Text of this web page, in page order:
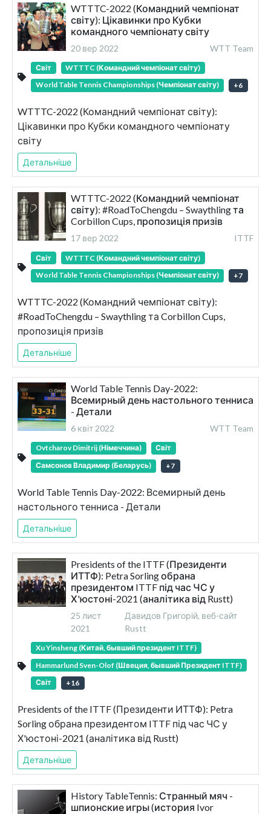
WTTTC-2022 (Командний чемпіонат
світу): Цікавинки про Кубки
командного чемпіонату світу
20 вер 2022 WTT Team
Світ
WTTTC (Командний чемпіонат світу)
World Table Tennis Championships (Чемпіонат світу)
+6
WTTTC-2022 (Командний чемпіонат світу):
Цікавинки про Кубки командного чемпіонату
світу
Детальніше
WTTTC-2022 (Командний чемпіонат
світу): #RoadToChengdu – Swaythling та
Corbillon Cups, пропозиція призів
17 вер 2022 ITTF
Світ
WTTTC (Командний чемпіонат світу)
World Table Tennis Championships (Чемпіонат світу)
+7
WTTTC-2022 (Командний чемпіонат світу):
#RoadToChengdu – Swaythling та Corbillon Cups,
пропозиція призів
Детальніше
World Table Tennis Day-2022:
Всемирный день настольного тенниса
- Детали
6 квіт 2022 WTT Team
Ovtcharov Dimitrij (Німеччина)
Світ
Самсонов Владимир (Беларусь)
+7
World Table Tennis Day-2022: Всемирный день
настольного тенниса - Детали
Детальніше
Presidents of the ITTF (Президенти
ИТТФ): Petra Sorling обрана
президентом ITTF під час ЧС у
Х'юстоні-2021 (аналітика від Rustt)
25 лист
2021
Давидов Григорій, веб-сайт
Rustt
Xu Yinsheng (Китай, бывший президент ITTF)
Hammarlund Sven-Olof (Швеция, бывший Президент ITTF)
Світ
+16
Presidents of the ITTF (Президенти ИТТФ): Petra
Sorling обрана президентом ITTF під час ЧС у
Х'юстоні-2021 (аналітика від Rustt)
Детальніше
History TableTennis: Странный мяч -
шпионские игры (история Ivor